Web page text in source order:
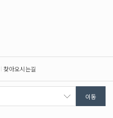
찾아오시는길